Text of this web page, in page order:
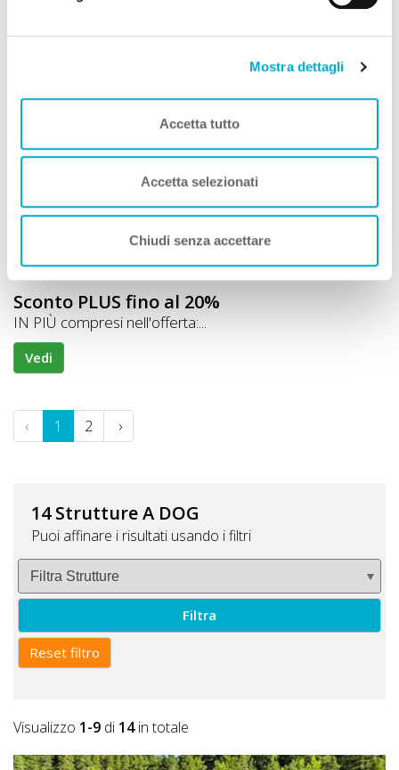
Mostra dettagli
Accetta tutto
Accetta selezionati
Chiudi senza accettare
Hotel
PremioECCELLENZA A DOG
San Valentino Alla Muta (Bolzano) Trentino Alto Adige
Animali Ammessi:
Servizi Speciali A DOG:
Sconto PLUS fino al 20%
IN PIÙ compresi nell'offerta:...
Vedi
‹ 1 2 ›
14 Strutture A DOG
Puoi affinare i risultati usando i filtri
Filtra
Reset filtro
Visualizzo 1-9 di 14in totale